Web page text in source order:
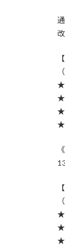
★
★
★
★
★
★
★